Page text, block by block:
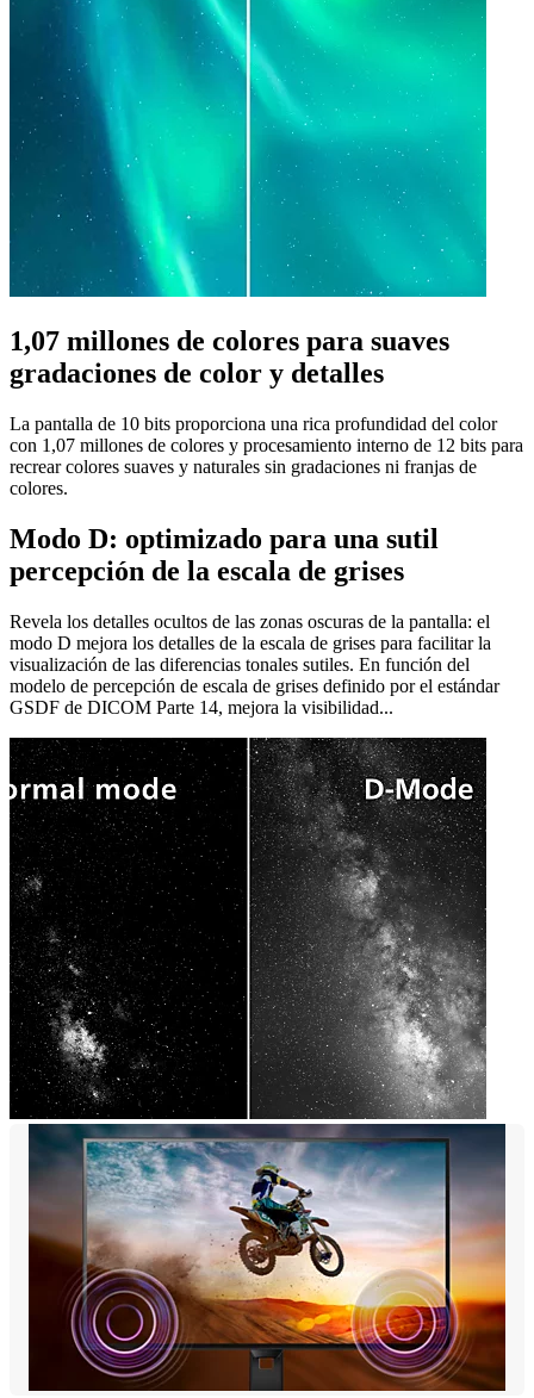
1,07 millones de colores para suaves
gradaciones de color y detalles
La pantalla de 10 bits proporciona una rica profundidad del color
con 1,07 millones de colores y procesamiento interno de 12 bits para
recrear colores suaves y naturales sin gradaciones ni franjas de
colores.
Modo D: optimizado para una sutil
percepción de la escala de grises
Revela los detalles ocultos de las zonas oscuras de la pantalla: el
modo D mejora los detalles de la escala de grises para facilitar la
visualización de las diferencias tonales sutiles. En función del
modelo de percepción de escala de grises definido por el estándar
GSDF de DICOM Parte 14, mejora la visibilidad...